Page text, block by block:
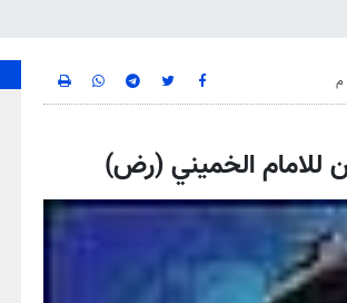
للامام الخميني (رض)